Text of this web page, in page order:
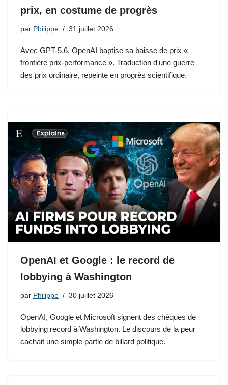
prix, en costume de progrès
par Philippe 31 juillet 2026
Avec GPT-5.6, OpenAI baptise sa baisse de prix «
frontière prix-performance ». Traduction d'une guerre
des prix ordinaire, repeinte en progrès scientifique.
OpenAI et Google : le record de
lobbying à Washington
par Philippe 30 juillet 2026
OpenAI, Google et Microsoft signent des chèques de
lobbying record à Washington. Le discours de la peur
cachait une simple partie de billard politique.